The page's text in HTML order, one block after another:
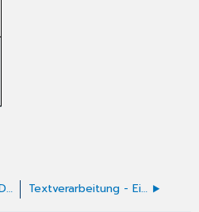
Textverarbeitung - Das CGM TURBOMED-Menü Textverarbeitung - Einfügen von Daten